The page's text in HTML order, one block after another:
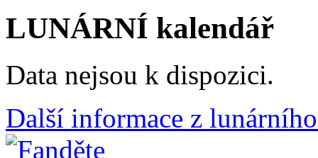
LUNÁRNÍ kalendář
Data nejsou k dispozici.
Další informace z